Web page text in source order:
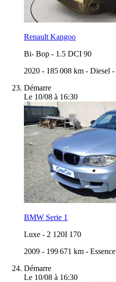
Renault Kangoo
Bi- Bop - 1.5 DCI 90
2020 - 185 008 km - Diesel -
Démarre
Le 10/08 à 16:30
BMW Serie 1
Luxe - 2 120I 170
2009 - 199 671 km - Essence
Démarre
Le 10/08 à 16:30